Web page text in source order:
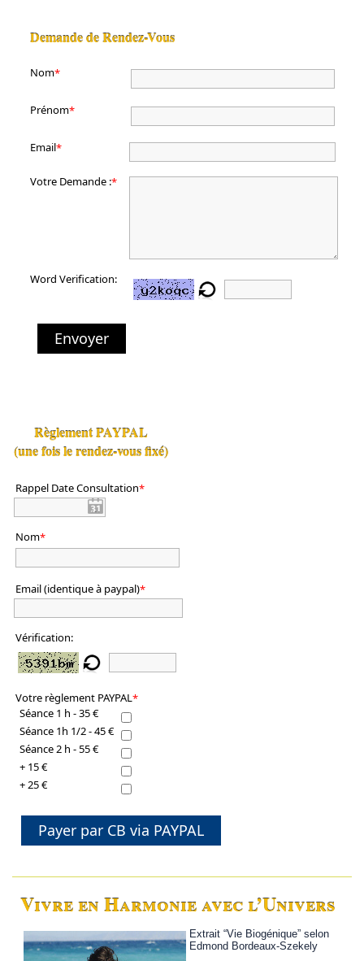
Demande de Rendez-Vous
Nom*
Prénom*
Email*
Votre Demande :*
Word Verification:
Envoyer
Règlement PAYPAL
(une fois le rendez-vous fixé)
Rappel Date Consultation*
Nom*
Email (identique à paypal)*
Vérification:
Votre règlement PAYPAL*
Séance 1 h - 35 €
Séance 1h 1/2 - 45 €
Séance 2 h - 55 €
+ 15 €
+ 25 €
Payer par CB via PAYPAL
Vivre en Harmonie avec l’Univers
Extrait “Vie Biogénique” selon
Edmond Bordeaux-Szekely